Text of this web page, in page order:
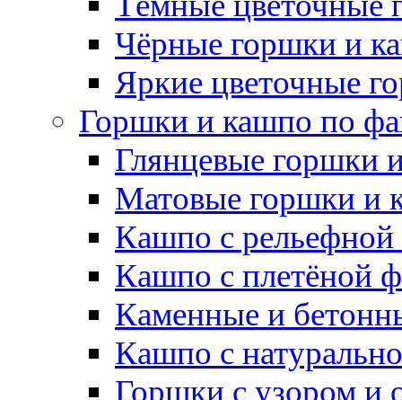
Чёрные горшки и
Яркие цветочные
Горшки и кашпо по
Глянцевые горшки
Матовые горшки и
Кашпо с рельефной
Кашпо с плетёной
Каменные и
Кашпо с
Горшки с узором и